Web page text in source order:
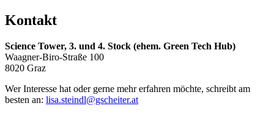
Kontakt
Science Tower, 3. und 4. Stock (ehem. Green Tech Hub)
Waagner-Biro-Straße 100
8020 Graz
Wer Interesse hat oder gerne mehr erfahren möchte, schreibt am
besten an: lisa.steindl@gscheiter.at